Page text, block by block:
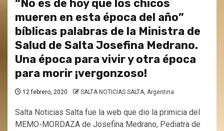
“No es de hoy que los chicos
mueren en esta época del año”
bíblicas palabras de la Ministra de
Salud de Salta Josefina Medrano.
Una época para vivir y otra época
para morir ¡vergonzoso!
12 febrero, 2020 SALTA NOTICIAS SALTA, Argentina
Salta Noticias Salta fue la web que dio la primicia del
MEMO-MORDAZA de Josefina Medrano, Pediatra de